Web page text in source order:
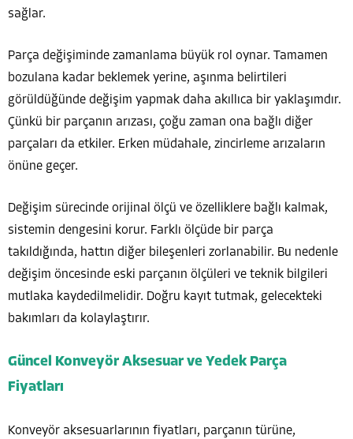
sağlar.
Parça değişiminde zamanlama büyük rol oynar. Tamamen
bozulana kadar beklemek yerine, aşınma belirtileri
görüldüğünde değişim yapmak daha akıllıca bir yaklaşımdır.
Çünkü bir parçanın arızası, çoğu zaman ona bağlı diğer
parçaları da etkiler. Erken müdahale, zincirleme arızaların
önüne geçer.
Değişim sürecinde orijinal ölçü ve özelliklere bağlı kalmak,
sistemin dengesini korur. Farklı ölçüde bir parça
takıldığında, hattın diğer bileşenleri zorlanabilir. Bu nedenle
değişim öncesinde eski parçanın ölçüleri ve teknik bilgileri
mutlaka kaydedilmelidir. Doğru kayıt tutmak, gelecekteki
bakımları da kolaylaştırır.
Güncel Konveyör Aksesuar ve Yedek Parça
Fiyatları
Konveyör aksesuarlarının fiyatları, parçanın türüne,